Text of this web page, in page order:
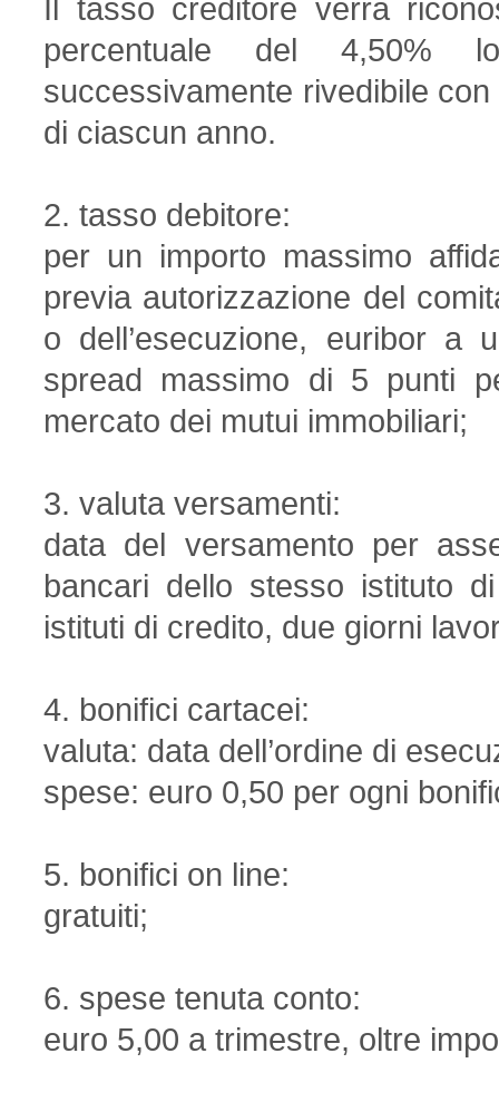
Il tasso creditore verrà
percentuale del 4,50%
successivamente rivedibile
di ciascun anno.
2. tasso debitore:
per un importo massimo
previa autorizzazione del
o dell’esecuzione, euribor
spread massimo di 5 punti
mercato dei mutui immobiliari;
3. valuta versamenti:
data del versamento per
bancari dello stesso istituto
istituti di credito, due giorni
4. bonifici cartacei:
valuta: data dell’ordine di
spese: euro 0,50 per ogni
5. bonifici on line:
gratuiti;
6. spese tenuta conto:
euro 5,00 a trimestre, oltre